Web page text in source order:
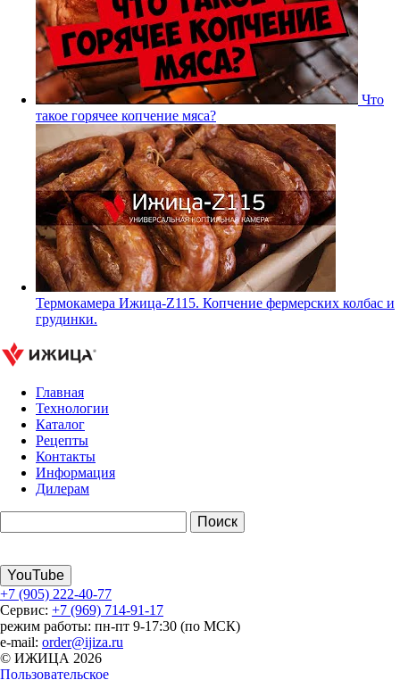
Что
такое горячее копчение мяса?
Термокамера Ижица-Z115. Копчение фермерских колбас и
грудинки.
Главная
Технологии
Каталог
Рецепты
Контакты
Информация
Дилерам
YouTube
+7 (905) 222-40-77
Сервис: +7 (969) 714-91-17
режим работы: пн-пт 9-17:30 (по МСК)
e-mail: order@ijiza.ru
© ИЖИЦА 2026
Пользовательское